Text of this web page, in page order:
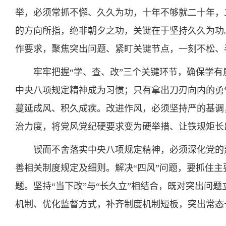
举，必须常抓不懈、久久为功，十年不够就二十年
的方向所指，绝非朝夕之功，关键在于坚持久久为
作要求，聚焦突出问题、紧盯关键节点，一刻不松
牢牢把握“学、查、改”三个关键环节，确保学
中央八项规定精神成为习惯；只有拿出刀刃向内的
蔓延成风、积久成疾。改进作风，必须坚持严的基
治力度，将党风党纪硬要求变为硬举措、让铁规矩
锲而不舍落实中央八项规定精神，必须深化党
善相关制度规定及细则。解决“四风”问题，要抓住
题。坚持“当下改”与“长久立”相结合，既对突出问
机制、优化监督方式，补齐制度机制短板，突出常